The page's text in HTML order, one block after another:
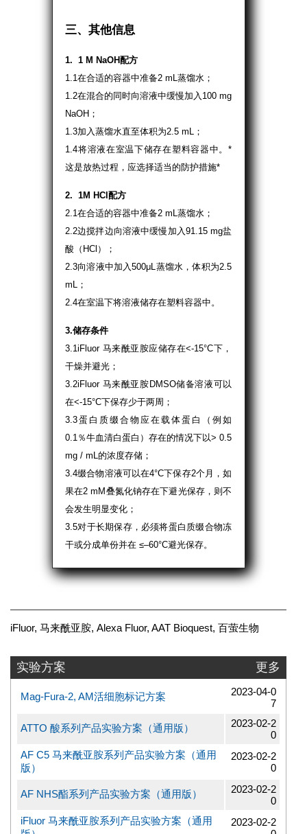
三、其他信息
1. 1 M NaOH配方
1.1在合适的容器中准备2 mL蒸馏水；
1.2在混合的同时向溶液中缓慢加入100 mg
NaOH；
1.3加入蒸馏水直至体积为2.5 mL；
1.4将溶液在室温下储存在塑料容器中。*
这是放热过程，应选择适当的防护措施*
2. 1M HCl配方
2.1在合适的容器中准备2 mL蒸馏水；
2.2边搅拌边向溶液中缓慢加入91.15 mg盐
酸（HCl）；
2.3向溶液中加入500μL蒸馏水，体积为2.5
mL；
2.4在室温下将溶液储存在塑料容器中。
3.储存条件
3.1iFluor 马来酰亚胺应储存在<-15°C下，
干燥并避光；
3.2iFluor 马来酰亚胺DMSO储备溶液可以
在<-15°C下保存少于两周；
3.3蛋白质缀合物应在载体蛋白（例如
0.1％牛血清白蛋白）存在的情况下以> 0.5
mg / mL的浓度存储；
3.4缀合物溶液可以在4°C下保存2个月，如
果在2 mM叠氮化钠存在下避光保存，则不
会发生明显变化；
3.5对于长期保存，必须将蛋白质缀合物冻
干或分成单份并在 ≤–60°C避光保存。
iFluor, 马来酰亚胺, Alexa Fluor, AAT Bioquest, 百萤生物
实验方案 更多
Mag-Fura-2, AM活细胞标记方案
2023-04-0
7
ATTO 酸系列产品实验方案（通用版）
2023-02-2
0
AF C5 马来酰亚胺系列产品实验方案（通用
版）
2023-02-2
0
AF NHS酯系列产品实验方案（通用版）
2023-02-2
0
iFluor 马来酰亚胺系列产品实验方案（通用
2023-02-2